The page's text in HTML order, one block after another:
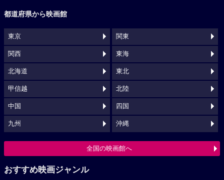
都道府県から映画館
東京 関東
関西 東海
北海道 東北
甲信越 北陸
中国 四国
九州 沖縄
全国の映画館へ
おすすめ映画ジャンル